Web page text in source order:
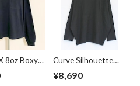
8oz Boxy
Curve Silhouette
¥8,690